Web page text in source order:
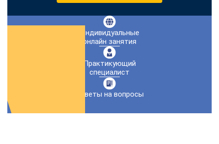
Индивидуальные
онлайн занятия
Практикующий
специалист
Ответы на вопросы